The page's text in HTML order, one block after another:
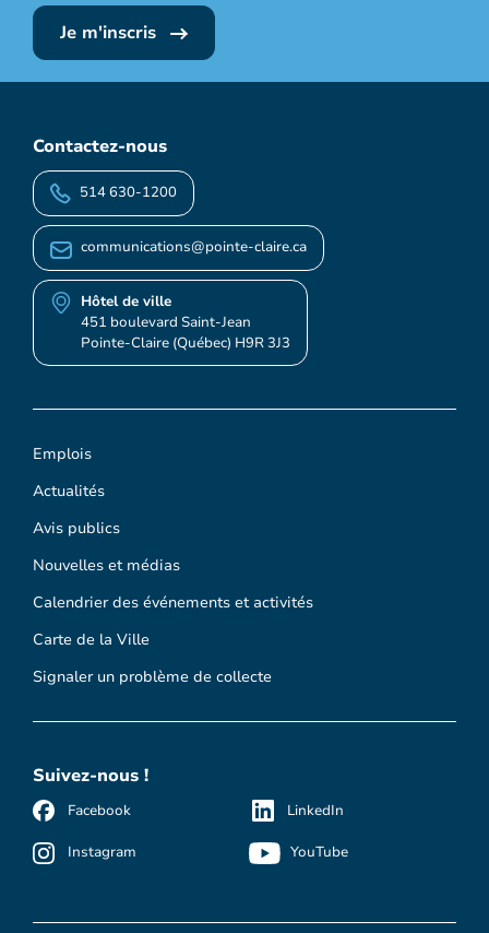
Je m'inscris
Emplois
Actualités
Avis publics
Nouvelles et médias
Calendrier des événements et activités
Carte de la Ville
Signaler un problème de collecte
Contactez-nous
514 630-1200
communications@pointe-claire.ca
Hôtel de ville
451 boulevard Saint-Jean
Pointe-Claire (Québec) H9R 3J3
Suivez-nous !
Facebook
Instagram
LinkedIn
YouTube